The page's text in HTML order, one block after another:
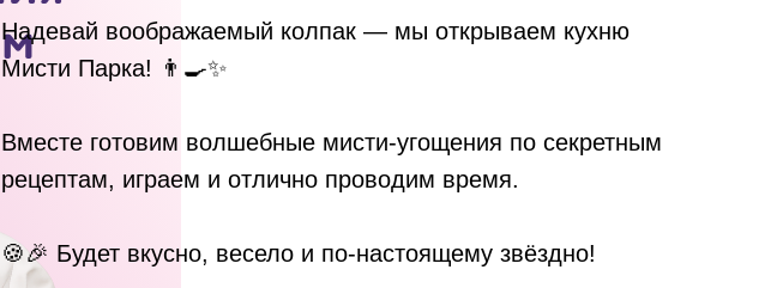
Надевай воображаемый колпак — мы открываем кухню
Мисти Парка! 👨‍🍳✨
Вместе готовим волшебные мисти-угощения по секретным
рецептам, играем и отлично проводим время.
🍪🎉 Будет вкусно, весело и по-настоящему звёздно!